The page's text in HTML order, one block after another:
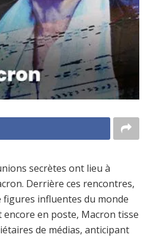
secrètes ont lieu à
Derrière ces rencontres,
figures influentes du monde
encore en poste, Macron tisse
de médias, anticipant